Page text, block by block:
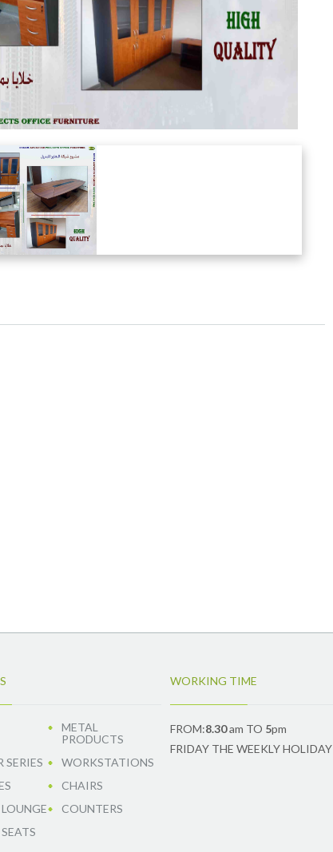
METAL
PRODUCTS
SERIES
WORKSTATIONS
CHAIRS
COUNTERS
WORKING TIME
FROM:8.30am TO 5pm
FRIDAY THE WEEKLY HOLIDAY